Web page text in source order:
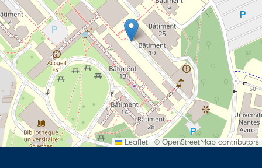
Leaflet © OpenStreetMap contributors